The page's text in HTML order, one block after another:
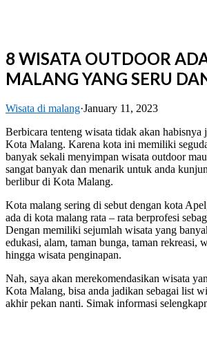
8 WISATA OUTDOOR
MALANG YANG SERU
Wisata di malang·January 11, 2023
Berbicara tenteng wisata tidak akan habisnya
Kota Malang. Karena kota ini memiliki
banyak sekali menyimpan wisata outdoor
sangat banyak dan menarik untuk anda
berlibur di Kota Malang.
Kota malang sering di sebut dengan kota
ada di kota malang rata – rata berprofesi
Dengan memiliki sejumlah wisata yang
edukasi, alam, taman bunga, taman rekreasi,
hingga wisata penginapan.
Nah, saya akan merekomendasikan wisata
Kota Malang, bisa anda jadikan sebagai list
akhir pekan nanti. Simak informasi